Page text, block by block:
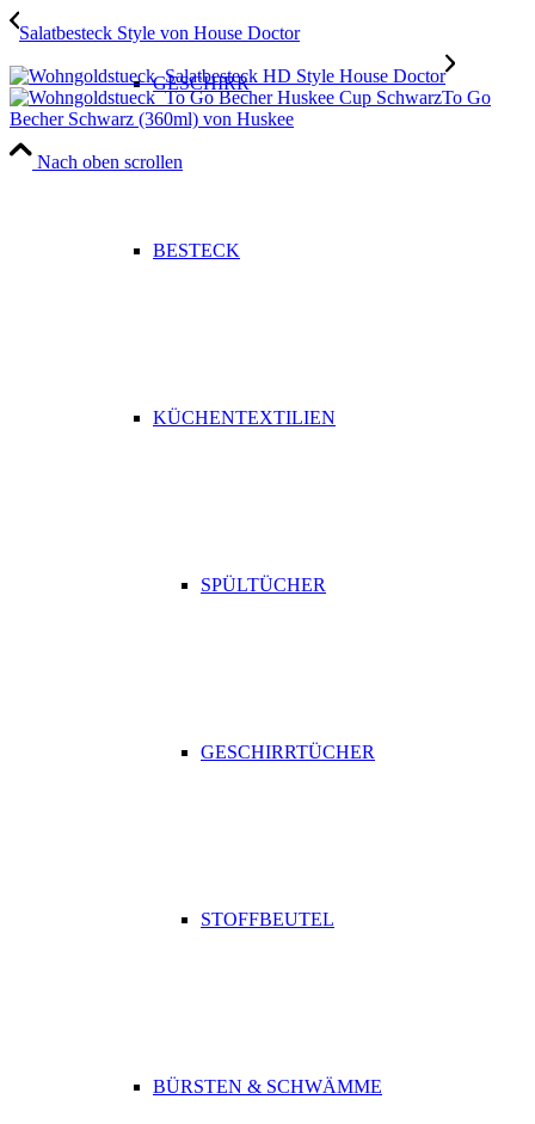
GESCHIRR
BESTECK
KÜCHENTEXTILIEN
SPÜLTÜCHER
GESCHIRRTÜCHER
STOFFBEUTEL
BÜRSTEN & SCHWÄMME
Salatbesteck Style von House Doctor
To Go
Becher Schwarz (360ml) von Huskee
Nach oben scrollen